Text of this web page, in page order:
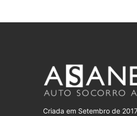
Criada em Setembro de